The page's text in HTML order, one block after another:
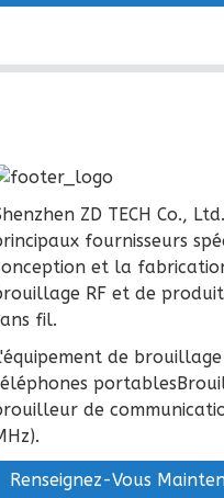
ZD TECH Co.,
fournisseurs
et la
RF et de
fil.
de
portables
de
Renseignez-Vous